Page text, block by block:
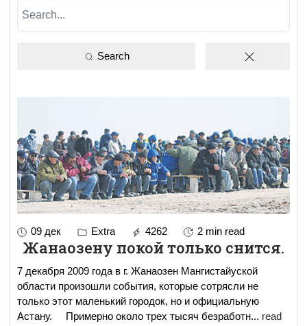
Search
09 дек Extra 4262 2 min read
Жанаозену покой только снится.
7 декабря 2009 года в г. Жанаозен Мангистайуской
области произошли события, которые сотрясли не
только этот маленький городок, но и официальную
Астану. Примерно около трех тысяч безработн... read